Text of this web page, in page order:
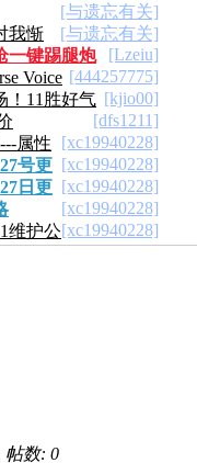
[与遗忘有关]
[与遗忘有关]
我惭
被你浪费.
[Lzeiu]
一键踢腿炮
[444257775]
Voice
[kjio00]
！11胜好气
[dfs1211]
[xc19940228]
属性
[xc19940228]
号更
[xc19940228]
日更
[xc19940228]
[xc19940228]
维护公
帖数: 0